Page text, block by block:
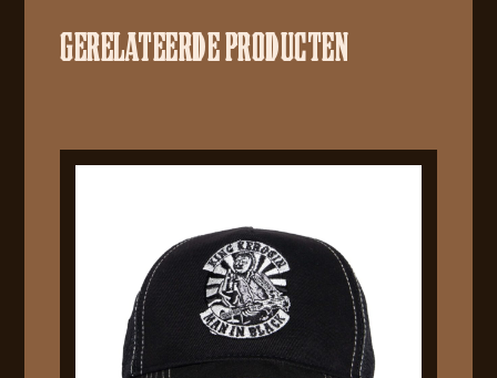
GERELATEERDE PRODUCTEN